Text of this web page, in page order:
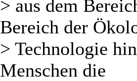
> aus dem
Bereich der
> Technologie
Menschen die